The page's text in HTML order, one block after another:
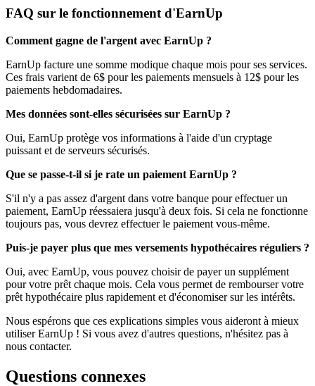
FAQ sur le fonctionnement d'EarnUp
Comment gagne de l'argent avec EarnUp ?
EarnUp facture une somme modique chaque mois pour ses services.
Ces frais varient de 6$ pour les paiements mensuels à 12$ pour les
paiements hebdomadaires.
Mes données sont-elles sécurisées sur EarnUp ?
Oui, EarnUp protège vos informations à l'aide d'un cryptage
puissant et de serveurs sécurisés.
Que se passe-t-il si je rate un paiement EarnUp ?
S'il n'y a pas assez d'argent dans votre banque pour effectuer un
paiement, EarnUp réessaiera jusqu'à deux fois. Si cela ne fonctionne
toujours pas, vous devrez effectuer le paiement vous-même.
Puis-je payer plus que mes versements hypothécaires réguliers ?
Oui, avec EarnUp, vous pouvez choisir de payer un supplément
pour votre prêt chaque mois. Cela vous permet de rembourser votre
prêt hypothécaire plus rapidement et d'économiser sur les intérêts.
Nous espérons que ces explications simples vous aideront à mieux
utiliser EarnUp ! Si vous avez d'autres questions, n'hésitez pas à
nous contacter.
Questions connexes